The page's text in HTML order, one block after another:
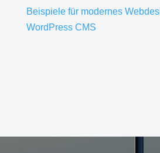
Beispiele für modernes
WordPress CMS